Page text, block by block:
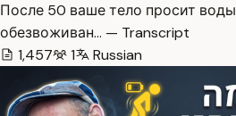
После 50 ваше тело просит
обезвоживан… — Transcript
1,457
1 Russian